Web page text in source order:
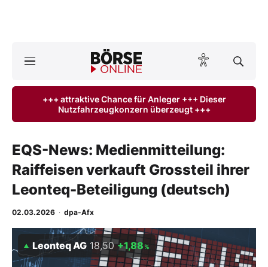
ktuelle Ausgabe BÖRSE ONLINE lesen
Finanz-Check
Abo & Shop
BO-Musterdepots
Experten
+++ attraktive Chance für Anleger +++ Dieser
Nutzfahrzeugkonzern überzeugt +++
EQS-News: Medienmitteilung:
Raiffeisen verkauft Grossteil ihrer
Leonteq-Beteiligung (deutsch)
02.03.2026 · dpa-Afx
Leonteq AG 18,50 +1,88%